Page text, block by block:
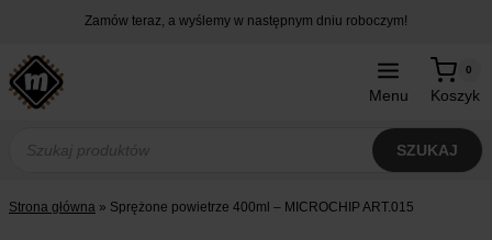
treści
Zamów teraz, a wyślemy w następnym dniu roboczym!
Menu Koszyk
0
produktów
SZUKAJ
Strona główna » Sprężone powietrze 400ml – MICROCHIP ART.015